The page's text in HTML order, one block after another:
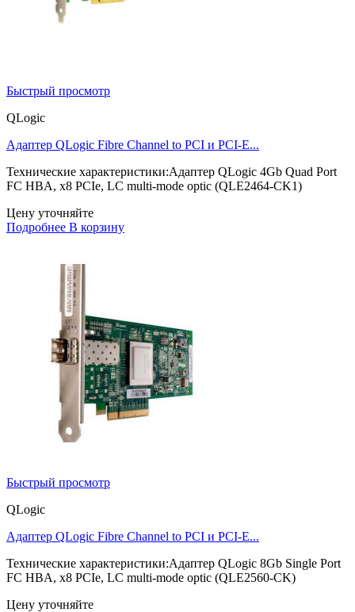
Быстрый просмотр
QLogic
Адаптер QLogic Fibre Channel to PCI и PCI-E...
Технические характеристики:Адаптер QLogic 4Gb Quad Port
FC HBA, x8 PCIe, LC multi-mode optic (QLE2464-CK1)
Цену уточняйте
Подробнее В корзину
Быстрый просмотр
QLogic
Адаптер QLogic Fibre Channel to PCI и PCI-E...
Технические характеристики:Адаптер QLogic 8Gb Single Port
FC HBA, x8 PCIe, LC multi-mode optic (QLE2560-CK)
Цену уточняйте